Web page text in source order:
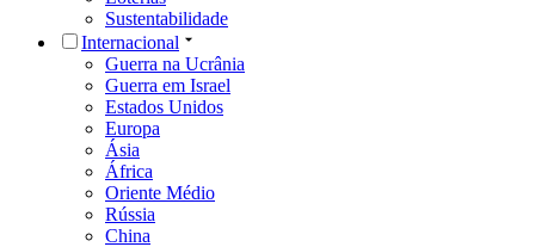
Sustentabilidade
Internacional
Guerra na Ucrânia
Guerra em Israel
Estados Unidos
Europa
Ásia
África
Oriente Médio
Rússia
China